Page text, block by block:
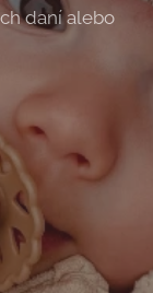
daní alebo